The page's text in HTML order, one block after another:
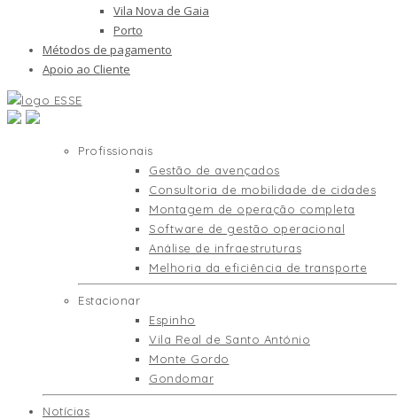
Vila Nova de Gaia
Porto
Métodos de pagamento
Apoio ao Cliente
Profissionais
Gestão de avençados
Consultoria de mobilidade de cidades
Montagem de operação completa
Software de gestão operacional
Análise de infraestruturas
Melhoria da eficiência de transporte
Estacionar
Espinho
Vila Real de Santo António
Monte Gordo
Gondomar
Notícias